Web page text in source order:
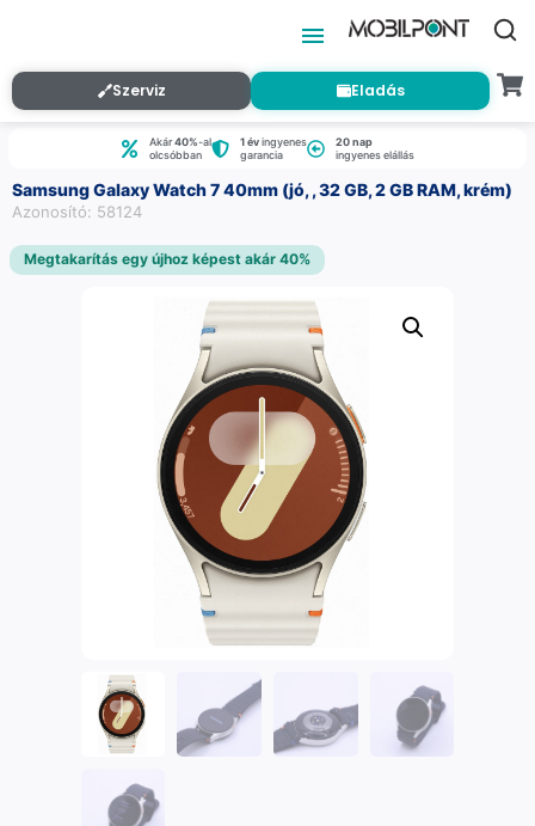
Szerviz Eladás
Akár40%-al
olcsóbban
1 évingyenes
garancia
20 nap
ingyenes elállás
Samsung Galaxy Watch 7 40mm (jó, , 32 GB, 2 GB RAM, krém)
Azonosító: 58124
Megtakarítás egy újhoz képest akár 40%